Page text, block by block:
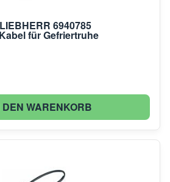
6940785
für Gefriertruhe
DEN WARENKORB